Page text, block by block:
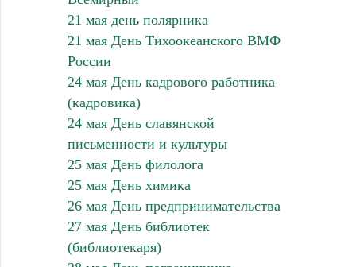
21 мая день полярника
21 мая День Тихоокеанского ВМФ
России
24 мая День кадрового работника
(кадровика)
24 мая День славянской
письменности и культуры
25 мая День филолога
25 мая День химика
26 мая День предпринимательства
27 мая День библиотек
(библиотекаря)